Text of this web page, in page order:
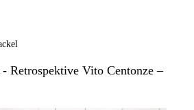
Retrospektive Vito Centonze –